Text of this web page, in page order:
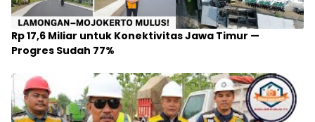
Rp 17,6 Miliar untuk Konektivitas Jawa Timur —
Progres Sudah 77%